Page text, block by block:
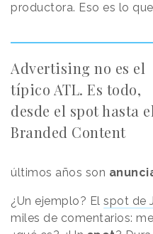
productora. Eso es lo
Advertising no es el
típico ATL. Es todo,
desde el spot hasta el
Branded Content
últimos años son
¿Un ejemplo? El spot de
miles de comentarios: